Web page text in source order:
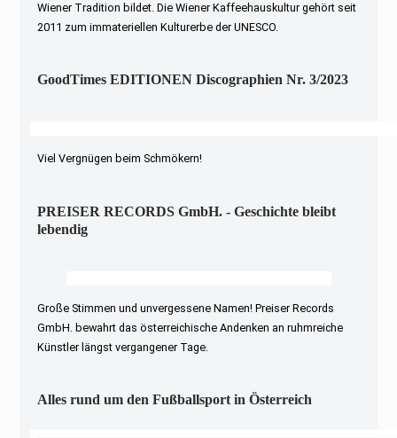
Wiener Tradition bildet. Die Wiener Kaffeehauskultur gehört seit
2011 zum immateriellen Kulturerbe der UNESCO.
GoodTimes EDITIONEN Discographien Nr. 3/2023
Viel Vergnügen beim Schmökern!
PREISER RECORDS GmbH. - Geschichte bleibt
lebendig
Große Stimmen und unvergessene Namen! Preiser Records
GmbH. bewahrt das österreichische Andenken an ruhmreiche
Künstler längst vergangener Tage.
Alles rund um den Fußballsport in Österreich